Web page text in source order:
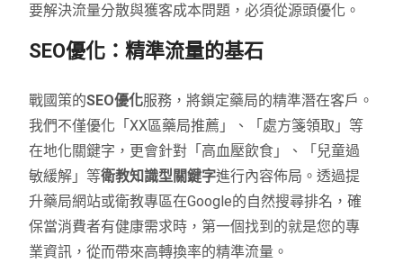
要解決流量分散與獲客成本問題，必須從源頭優化。
SEO優化：精準流量的基石
戰國策的SEO優化服務，將鎖定藥局的精準潛在客戶。
我們不僅優化「XX區藥局推薦」、「處方箋領取」等
在地化關鍵字，更會針對「高血壓飲食」、「兒童過
敏緩解」等衛教知識型關鍵字進行內容佈局。透過提
升藥局網站或衛教專區在Google的自然搜尋排名，確
保當消費者有健康需求時，第一個找到的就是您的專
業資訊，從而帶來高轉換率的精準流量。